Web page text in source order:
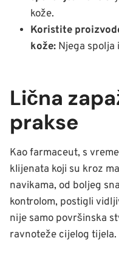
kože.
Koristite
kože: Njega
Lična
prakse
Kao farmaceut, s
klijenata koji su kroz
navikama, od boljeg
kontrolom, postigli
nije samo površinska
ravnoteže cijelog tijela.